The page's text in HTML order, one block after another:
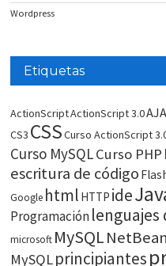
Wordpress
Etiquetas
ActionScriptActionScript 3.0
CS3 CSSCurso ActionScript
Curso MySQLCurso PHP
escritura de código
Google html HTTP ide
Programaciónlenguajes
microsoft MySQL
MySQLprincipiantes